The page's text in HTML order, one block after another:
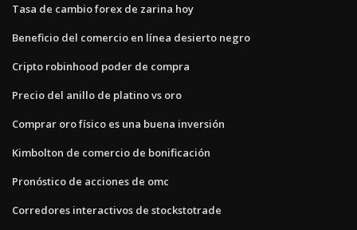
Tasa de cambio forex de zarina hoy
Beneficio del comercio en línea desierto negro
Cripto robinhood poder de compra
Precio del anillo de platino vs oro
Comprar oro físico es una buena inversión
Kimbolton de comercio de bonificación
Pronóstico de acciones de omc
Corredores interactivos de stockstotrade